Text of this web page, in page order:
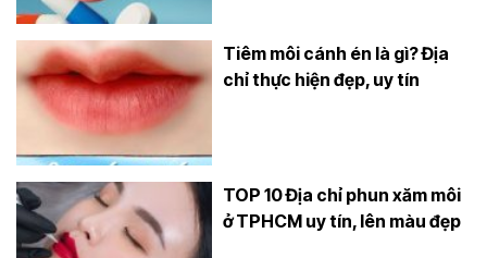
Tiêm môi cánh én là gì? Địa
chỉ thực hiện đẹp, uy tín
TOP 10 Địa chỉ phun xăm môi
ở TPHCM uy tín, lên màu đẹp